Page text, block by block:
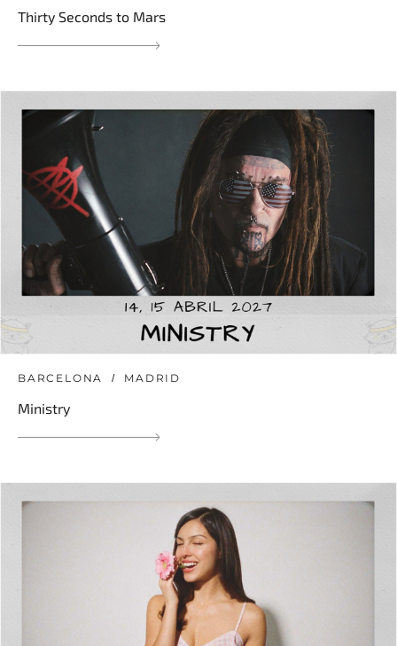
Thirty Seconds to Mars
BARCELONA MADRID
Ministry